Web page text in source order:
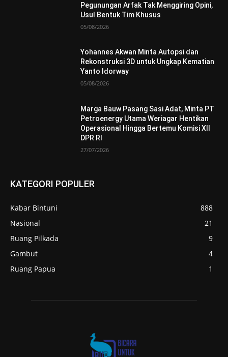
Pegunungan Arfak Tak Menggiring Opini,
Usul Bentuk Tim Khusus
05/08/2026
Yohannes Akwan Minta Autopsi dan
Rekonstruksi 3D untuk Ungkap Kematian
Yanto Idorway
05/08/2026
Marga Bauw Pasang Sasi Adat, Minta PT
Petroenergy Utama Weriagar Hentikan
Operasional Hingga Bertemu Komisi XII
DPR RI
27/07/2026
KATEGORI POPULER
Kabar Bintuni
888
Nasional
21
Ruang Pilkada
9
Gambut
4
Ruang Papua
1